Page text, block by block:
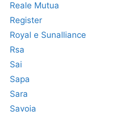
Reale Mutua
Register
Royal e Sunalliance
Rsa
Sai
Sapa
Sara
Savoia